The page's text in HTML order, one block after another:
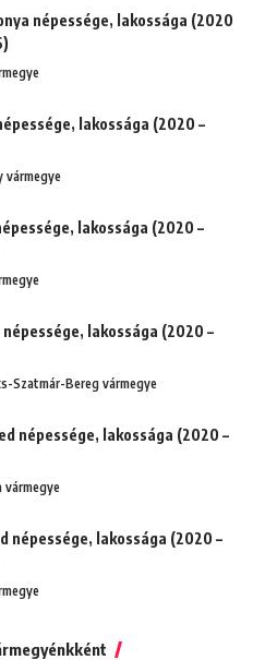
népessége, lakossága (2020
lakossága (2020 –
vármegye
lakossága (2020 –
lakossága (2020 –
Szatmár-Bereg vármegye
népessége, lakossága (2020 –
vármegye
népessége, lakossága (2020 –